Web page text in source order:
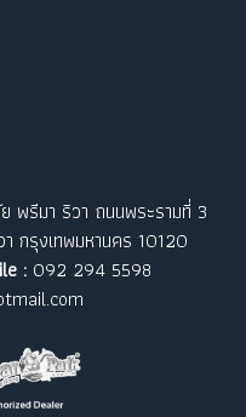
พรีมา ริวา ถนนพระรามที่ 3
กรุงเทพมหานคร 10120
: 092 294 5598